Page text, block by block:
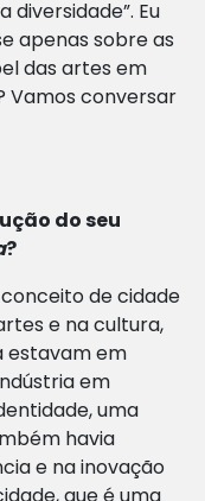
Eu
apenas sobre as
das artes em
Vamos conversar
do seu
?
de cidade
e na cultura,
estavam em
em
uma
havia
e na inovação